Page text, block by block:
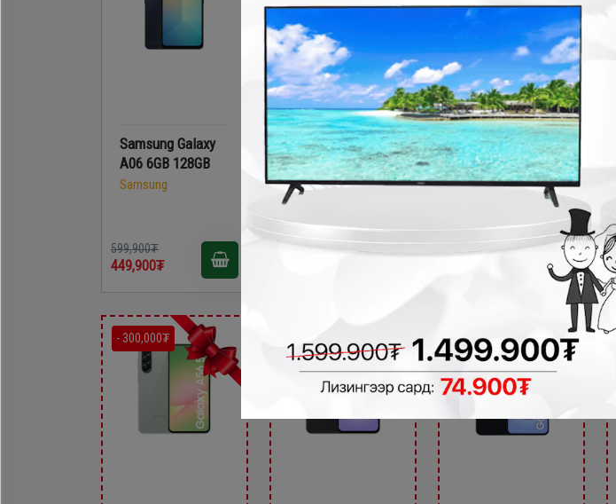
Samsung Galaxy
A06 6GB 128GB
Samsung
599,900₮
449,900₮
Samsung Galaxy
A07 6GB/128GB
Samsung
599,900₮
Samsung Galaxy
A17 6GB/128GB
Samsung
- 300,000₮ - 0₮